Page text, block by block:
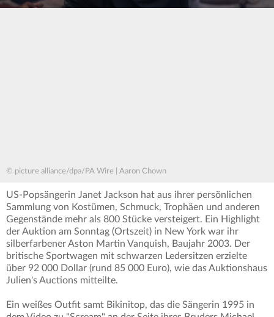
© picture alliance/dpa/PA Wire | Aaron Chown
US-Popsängerin Janet Jackson hat aus ihrer persönlichen
Sammlung von Kostümen, Schmuck, Trophäen und anderen
Gegenstände mehr als 800 Stücke versteigert. Ein Highlight
der Auktion am Sonntag (Ortszeit) in New York war ihr
silberfarbener Aston Martin Vanquish, Baujahr 2003. Der
britische Sportwagen mit schwarzen Ledersitzen erzielte
über 92 000 Dollar (rund 85 000 Euro), wie das Auktionshaus
Julien's Auctions mitteilte.
Ein weißes Outfit samt Bikinitop, das die Sängerin 1995 in